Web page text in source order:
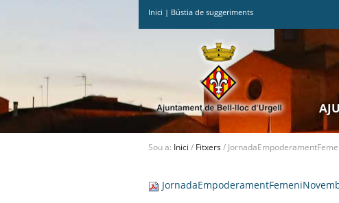
Inici | Bústia de suggeriments
Sou a: Inici / Fitxers/